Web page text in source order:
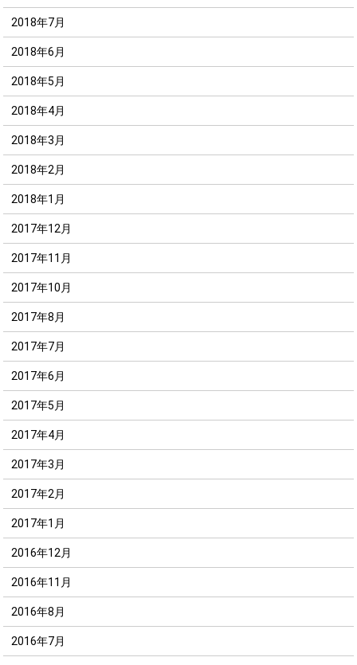
2018年7月
2018年6月
2018年5月
2018年4月
2018年3月
2018年2月
2018年1月
2017年12月
2017年11月
2017年10月
2017年8月
2017年7月
2017年6月
2017年5月
2017年4月
2017年3月
2017年2月
2017年1月
2016年12月
2016年11月
2016年8月
2016年7月